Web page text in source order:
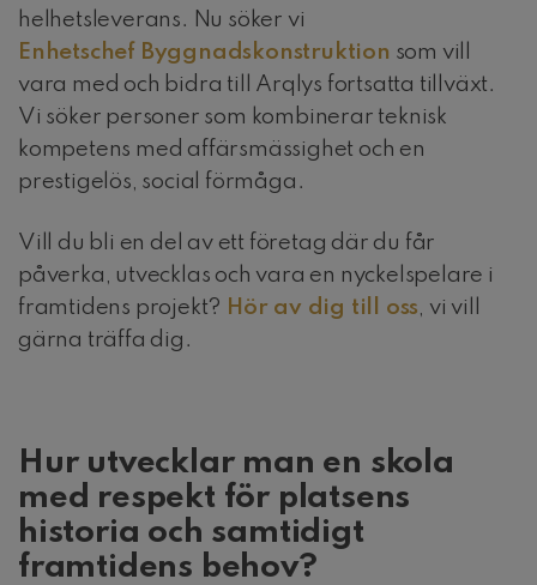
helhetsleverans. Nu söker vi
Enhetschef Byggnadskonstruktion som vill
vara med och bidra till Arqlys fortsatta tillväxt.
Vi söker personer som kombinerar teknisk
kompetens med affärsmässighet och en
prestigelös, social förmåga.
Vill du bli en del av ett företag där du får
påverka, utvecklas och vara en nyckelspelare i
framtidens projekt? Hör av dig till oss , vi vill
gärna träffa dig.
Hur utvecklar man en skola
med respekt för platsens
historia och samtidigt
framtidens behov?